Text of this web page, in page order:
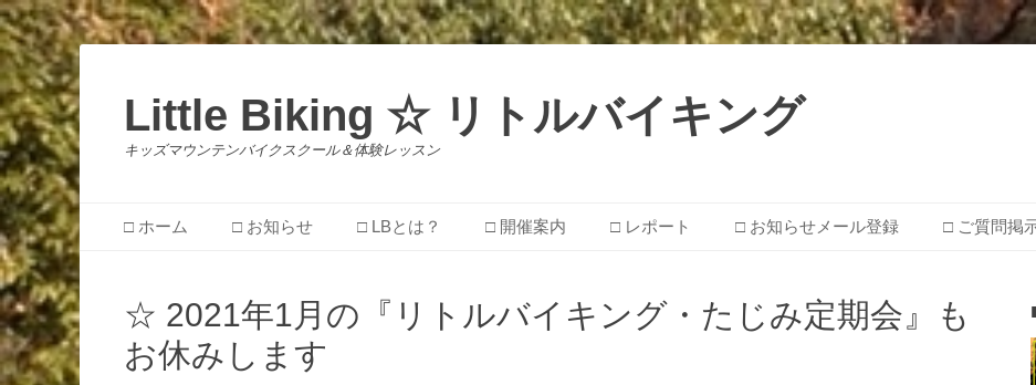
Little Biking ☆ リトルバイキング
キッズマウンテンバイクスクール＆体験レッスン
メインメニュー
□ ホーム □ お知らせ □ LBとは？ □ 開催案内 □ レポート □ お知らせメール登録 □ ご質問掲
☆ 2021年1月の『リトルバイキング・たじみ定期会』も
お休みします